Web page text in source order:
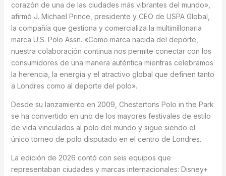
corazón de una de las ciudades más vibrantes del mundo»,
afirmó J. Michael Prince, presidente y CEO de USPA Global,
la compañía que gestiona y comercializa la multimillonaria
marca U.S. Polo Assn. «Como marca nacida del deporte,
nuestra colaboración continua nos permite conectar con los
consumidores de una manera auténtica mientras celebramos
la herencia, la energía y el atractivo global que definen tanto
a Londres como al deporte del polo».
Desde su lanzamiento en 2009, Chestertons Polo in the Park
se ha convertido en uno de los mayores festivales de estilo
de vida vinculados al polo del mundo y sigue siendo el
único torneo de polo disputado en el centro de Londres.
La edición de 2026 contó con seis equipos que
representaban ciudades y marcas internacionales: Disney+